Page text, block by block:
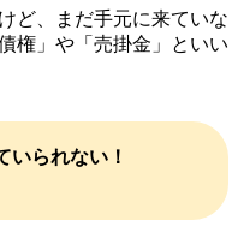
ど、まだ手元に来ていな
権」や「売掛金」といい
いられない！